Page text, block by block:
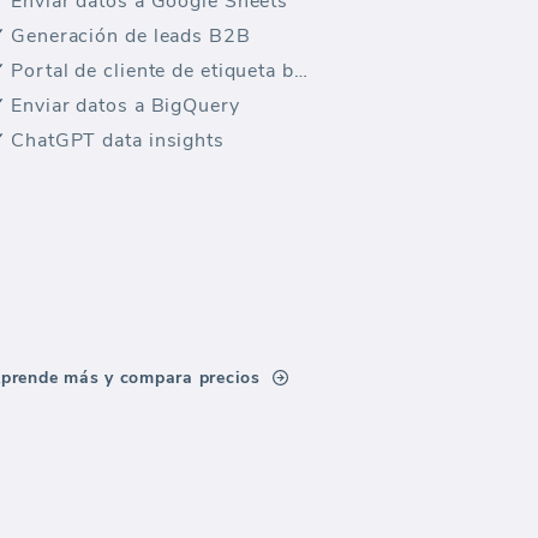
Generación de leads B2B
Portal de cliente de etiqueta blanca
Enviar datos a BigQuery
ChatGPT data insights
más y compara precios